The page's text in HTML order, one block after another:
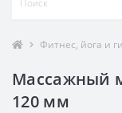
Фитнес, йога и
Массажный
120 мм